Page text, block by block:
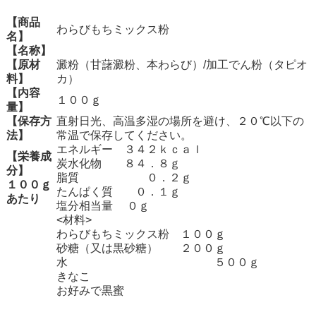
【商品
名】
わらびもちミックス粉
【名称】
【原材
料】
澱粉（甘藷澱粉、本わらび）/加工でん粉（タピオ
カ）
【内容
量】
１００ｇ
【保存方
法】
直射日光、高温多湿の場所を避け、２０℃以下の
常温で保存してください。
【栄養成
分】
１００ｇ
あたり
エネルギー ３４２ｋｃａｌ
炭水化物 ８４．８ｇ
脂質 ０．２ｇ
たんぱく質 ０．１ｇ
塩分相当量 ０ｇ
<材料>
わらびもちミックス粉 １００ｇ
砂糖（又は黒砂糖） ２００ｇ
水 ５００ｇ
きなこ
お好みで黒蜜